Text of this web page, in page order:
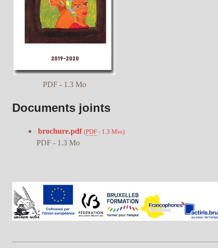
PDF - 1.3 Mo
Documents joints
brochure.pdf (PDF- 1.3 Mio)
PDF - 1.3 Mo